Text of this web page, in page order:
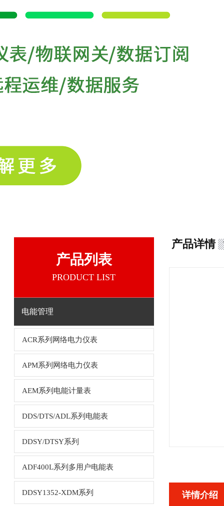
产品列表
PRODUCT LIST
电能管理
ACR系列网络电力仪表
APM系列网络电力仪表
AEM系列电能计量表
DDS/DTS/ADL系列电能表
DDSY/DTSY系列
ADF400L系列多用户电能表
DDSY1352-XDM系列
产品详情
详情介绍